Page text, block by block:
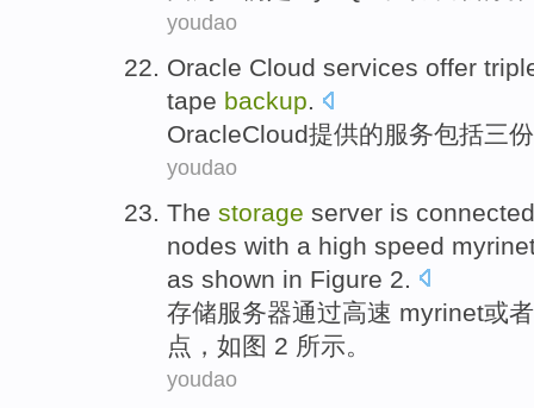
youdao
Oracle Cloud services offer
tape backup.
OracleCloud提供的服务包括三
youdao
The storage server is connected
nodes with a high speed
as shown in Figure 2
存储服务器通过高速 myrinet或者
点， 如图 2 所示。
youdao